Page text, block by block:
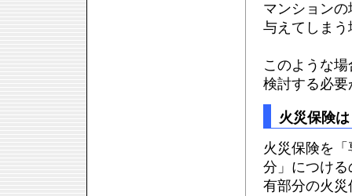
マンション
与えてしま
このような
検討する必
火災保険
火災保険を
分」につけ
有部分の火